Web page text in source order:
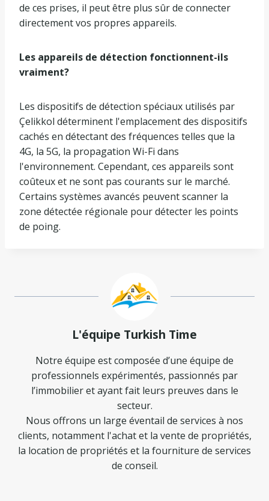
de ces prises, il peut être plus sûr de connecter
directement vos propres appareils.
Les appareils de détection fonctionnent-ils
vraiment?
Les dispositifs de détection spéciaux utilisés par
Çelikkol déterminent l'emplacement des dispositifs
cachés en détectant des fréquences telles que la
4G, la 5G, la propagation Wi-Fi dans
l'environnement. Cependant, ces appareils sont
coûteux et ne sont pas courants sur le marché.
Certains systèmes avancés peuvent scanner la
zone détectée régionale pour détecter les points
de poing.
L'équipe Turkish Time
Notre équipe est composée d’une équipe de
professionnels expérimentés, passionnés par
l’immobilier et ayant fait leurs preuves dans le
secteur.
Nous offrons un large éventail de services à nos
clients, notamment l'achat et la vente de propriétés,
la location de propriétés et la fourniture de services
de conseil.